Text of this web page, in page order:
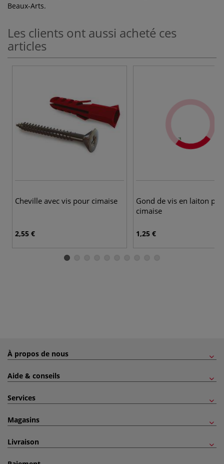
Beaux-Arts.
Les clients ont aussi acheté ces
articles
Cheville avec vis pour cimaise
2,55 €
Gond de vis en laiton
cimaise
1,25 €
À propos de nous
Aide & conseils
Services
Magasins
Livraison